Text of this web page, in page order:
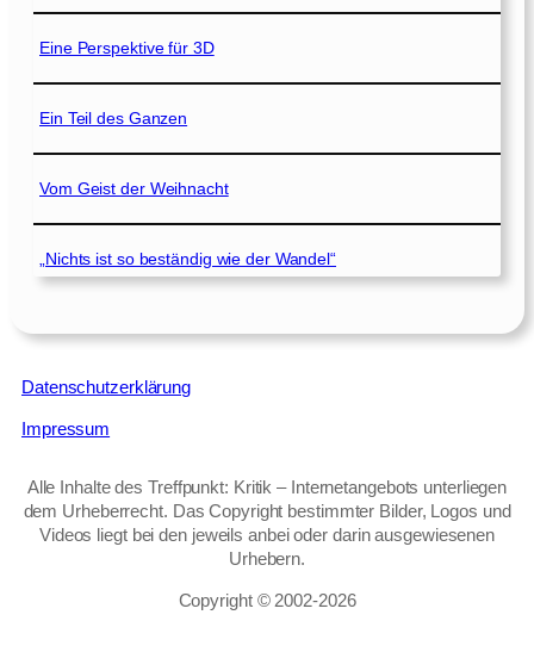
Eine Perspektive für 3D
Ein Teil des Ganzen
Vom Geist der Weihnacht
„Nichts ist so beständig wie der Wandel“
Datenschutzerklärung
Impressum
Alle Inhalte des Treffpunkt: Kritik – Internetangebots unterliegen
dem Urheberrecht. Das Copyright bestimmter Bilder, Logos und
Videos liegt bei den jeweils anbei oder darin ausgewiesenen
Urhebern.
Copyright © 2002‑2026